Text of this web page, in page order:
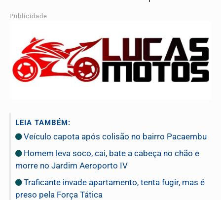
Publicidade
LEIA TAMBÉM:
Veículo capota após colisão no bairro Pacaembu
Homem leva soco, cai, bate a cabeça no chão e
morre no Jardim Aeroporto IV
Traficante invade apartamento, tenta fugir, mas é
preso pela Força Tática